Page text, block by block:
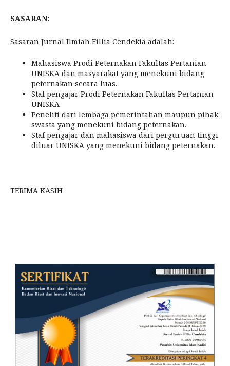
SASARAN:
Sasaran Jurnal Ilmiah Fillia Cendekia adalah:
Mahasiswa Prodi Peternakan Fakultas Pertanian
UNISKA dan masyarakat yang menekuni bidang
peternakan secara luas.
Staf pengajar Prodi Peternakan Fakultas Pertanian
UNISKA
Peneliti dari lembaga pemerintahan maupun pihak
swasta yang menekuni bidang peternakan.
Staf pengajar dan mahasiswa dari perguruan tinggi
diluar UNISKA yang menekuni bidang peternakan.
TERIMA KASIH